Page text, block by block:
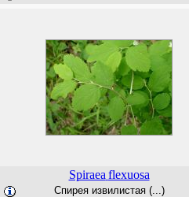
Spiraea flexuosa
Спирея извилистая (...)